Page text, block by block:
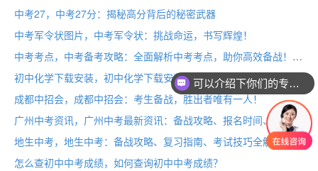
中考27，中考27分：揭秘高分背后的秘密武器
中考军令状图片，中考军令状：挑战命运，书写辉煌！
中考考点，中考备考攻略：全面解析中考考点，助你高效备战！
初中化学下载安装，初中化学下载安装：轻松掌握化学知识，快速提升成绩！
成都中招会，成都中招会：考生备战，胜出者唯有一人！
广州中考资讯，广州中考最新资讯：备战攻略、报名时间、考试安排全解析！
地生中考，地生中考：备战攻略、复习指南、考试技巧全解析！
怎么查初中中考成绩，如何查询初中中考成绩？
可以介绍下你们的专业吗？